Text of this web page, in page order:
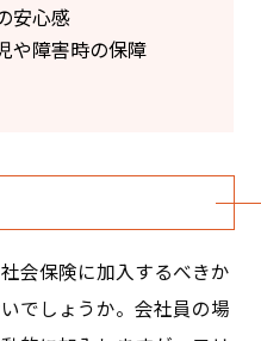
安心感
や障害時の保障
会保険に加入するべきか
でしょうか。会社員の場